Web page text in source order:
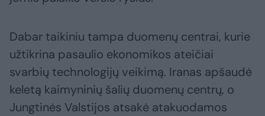
Dabar taikiniu tampa duomenų centrai, kurie
užtikrina pasaulio ekonomikos ateičiai
svarbių technologijų veikimą. Iranas apšaudė
keletą kaimyninių šalių duomenų centrų, o
Jungtinės Valstijos atsakė atakuodamos